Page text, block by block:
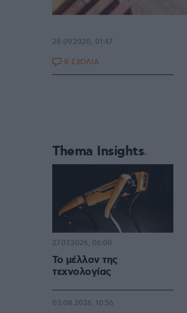
28.09.2020, 01:47
8 ΣΧΟΛΙΑ
Thema Insights
Το μέλλον της
τεχνολογίας
27.07.2026, 06:00
03.08.2026, 10:56